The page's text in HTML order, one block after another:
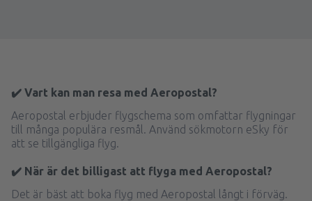
✔️ Vart kan man resa med Aeropostal?
Aeropostal erbjuder flygschema som omfattar flygningar
till många populära resmål. Använd sökmotorn eSky för
att se tillgängliga flyg.
✔️ När är det billigast att flyga med Aeropostal?
Det är bäst att boka flyg med Aeropostal långt i förväg.